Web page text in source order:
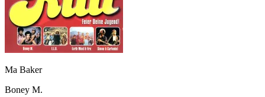
Ma Baker
Boney M.